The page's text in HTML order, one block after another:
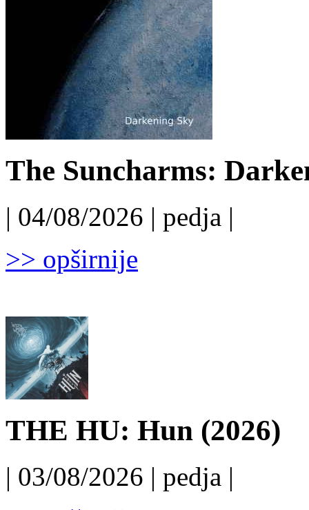
The Suncharms:
| 04/08/2026 | pedja |
>> opširnije
THE HU: Hun (2026)
| 03/08/2026 | pedja |